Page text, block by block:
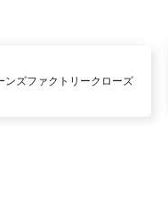
ンズファクトリークローズ